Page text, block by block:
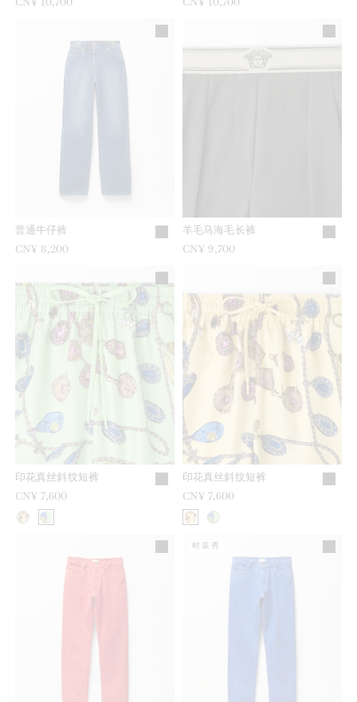
普通牛仔裤
CN¥ 8,200
羊毛马海毛长裤
CN¥ 9,700
印花真丝斜纹短裤
CN¥ 7,600
印花真丝斜纹短裤
CN¥ 7,600
时装秀